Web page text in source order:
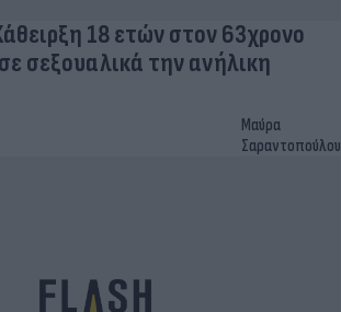
18 ετών στον 63χρονο
σεξουαλικά την ανήλικη
Μαύρα
Σαραντοπούλου